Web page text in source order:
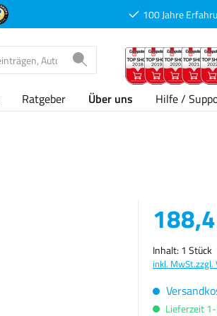
100 Jahre
Ratgeber Über uns Hilfe /
Inhalt: 1 Stück
inkl. MwSt.zzgl.
Lieferzeit